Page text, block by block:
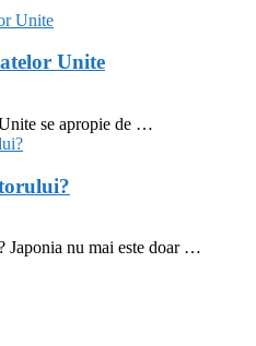
Unite
se apropie de …
Japonia nu mai este doar …